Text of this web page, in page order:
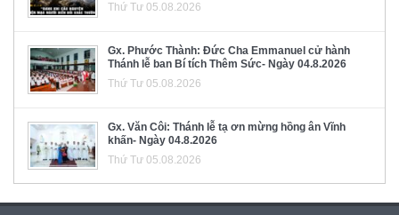
Thứ Tư 05.08.2026
Gx. Phước Thành: Đức Cha Emmanuel cử hành
Thánh lễ ban Bí tích Thêm Sức- Ngày 04.8.2026
Thứ Tư 05.08.2026
Gx. Văn Côi: Thánh lễ tạ ơn mừng hồng ân Vĩnh
khấn- Ngày 04.8.2026
Thứ Tư 05.08.2026